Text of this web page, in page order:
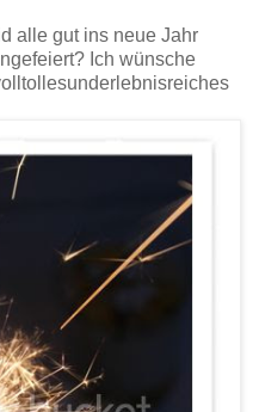
alle gut ins neue Jahr
Ich wünsche